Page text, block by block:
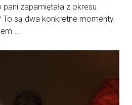
pani zapamiętała z okresu
To są dwa konkretne momenty.
...